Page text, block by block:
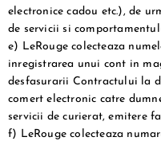
electronice cadou etc.), de
de servicii si
e) LeRouge colecteaza
inregistrarea unui cont in
desfasurarii Contractului la
comert electronic catre
servicii de curierat, emitere
f) LeRouge colecteaza